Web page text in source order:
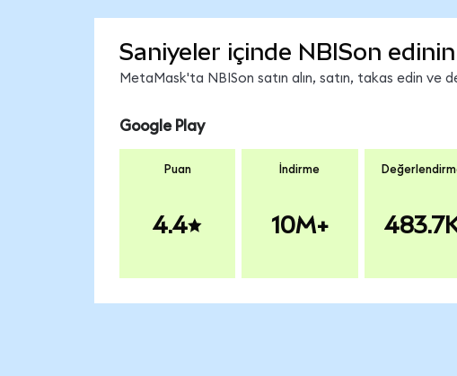
Saniyeler içinde NBISon edinin
MetaMask'ta NBISon satın alın, satın, takas edin ve
Google Play
Puan
4.4
İndirme
10M+